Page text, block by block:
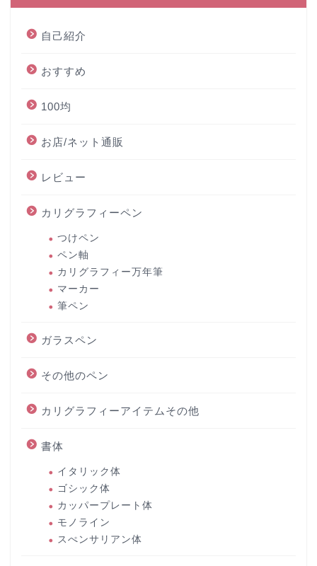
自己紹介
おすすめ
100均
お店/ネット通販
レビュー
カリグラフィーペン
つけペン
ペン軸
カリグラフィー万年筆
マーカー
筆ペン
ガラスペン
その他のペン
カリグラフィーアイテムその他
書体
イタリック体
ゴシック体
カッパープレート体
モノライン
スぺンサリアン体